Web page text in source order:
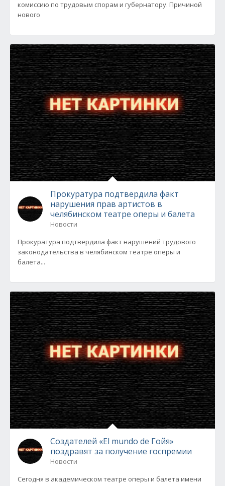
комиссию по трудовым спорам и губернатору. Причиной
нового
Прокуратура подтвердила факт
нарушения прав артистов в
челябинском театре оперы и балета
Новости
Прокуратура подтвердила факт нарушений трудового
законодательства в челябинском театре оперы и
балета...
Создателей «El mundo de Гойя»
поздравят за получение госпремии
Новости
Сегодня в академическом театре оперы и балета имени